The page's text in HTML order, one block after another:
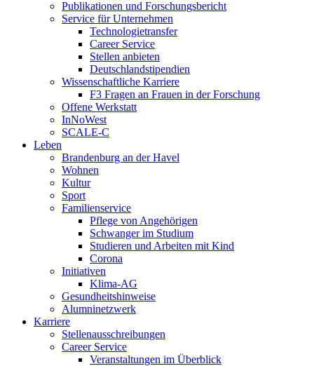
Publikationen und Forschungsbericht
Service für Unternehmen
Technologietransfer
Career Service
Stellen anbieten
Deutschlandstipendien
Wissenschaftliche Karriere
F3 Fragen an Frauen in der Forschung
Offene Werkstatt
InNoWest
SCALE-C
Leben
Brandenburg an der Havel
Wohnen
Kultur
Sport
Familienservice
Pflege von Angehörigen
Schwanger im Studium
Studieren und Arbeiten mit Kind
Corona
Initiativen
Klima-AG
Gesundheitshinweise
Alumninetzwerk
Karriere
Stellenausschreibungen
Career Service
Veranstaltungen im Überblick